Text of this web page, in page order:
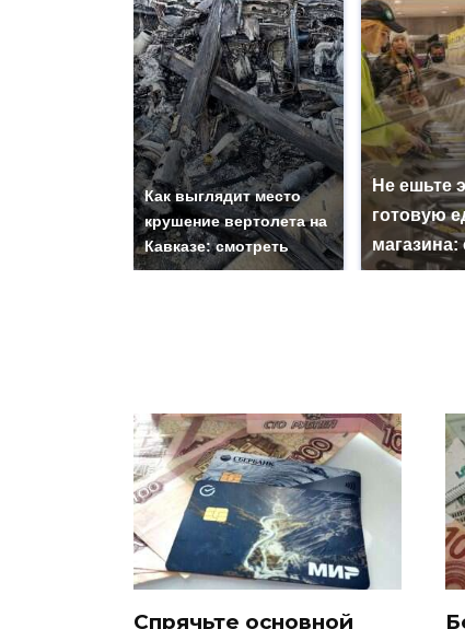
Как выглядит место
крушение вертолета на
Кавказе: смотреть
Не ешьте
готовую
магазина:
Спрячьте основной